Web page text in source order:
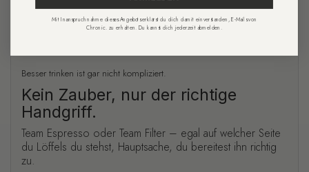
Besser trinken ist gar nicht kompliziert.
Kein Zauber, nur der richtige
Handgriff.
Team Espresso oder Team Filter – egal auf welcher Seite
du Löffels du stehst, Hauptsache, du bereitest ihn richtig
zu.
Mit Inanspruchnahme dieses Angebots erklärst du dich damit einverstanden, E-Mails von
Chronic. zu erhalten. Du kannst dich jederzeit abmelden.